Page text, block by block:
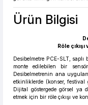
Ürün Bilgisi
Röle
Desibelmetre PCE-SLT,
monte edilebilen bir
Desibelmetrenin ana
etkinliklerde (konser, festival
Dijital göstergede görsel ya
etmek için bir röle çıkışı ve